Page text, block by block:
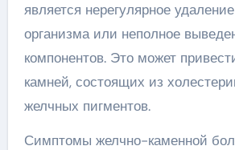
является нерегулярное
организма или неполное
компонентов. Это может
камней, состоящих из
желчных пигментов.
Симптомы желчно-каменной